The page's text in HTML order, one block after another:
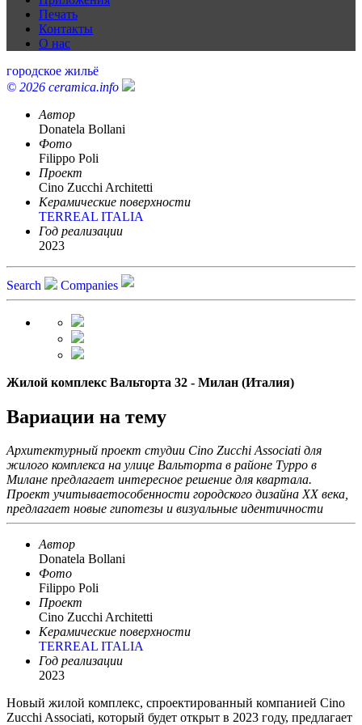
Печать
Контакты
О нас
городское жильё
© 2026 ceramica.info
Автор
Donatela Bollani
Фото
Filippo Poli
Проект
Cino Zucchi Architetti
Керамические поверхности
TERREAL ITALIA
Год реализации
2023
Search Companies
Жилой комплекс Вальторта 32 - Милан (Италия)
Вариации на тему
Архитектурный проект студии Cino Zucchi Associati для
жилого комплекса на улице Вальторта в районе Турро в
Милане предлагает интересное решение для квартала.
Проект учитываетособенности городского дизайна XX века,
предлагает новые гипотезы и визуальные идентичности
Автор
Donatela Bollani
Фото
Filippo Poli
Проект
Cino Zucchi Architetti
Керамические поверхности
TERREAL ITALIA
Год реализации
2023
Новый жилой комплекс, спроектированный компанией Cino
Zucchi Associati, который будет открыт в 2023 году, предлагает